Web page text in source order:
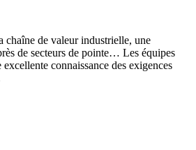
chaîne de valeur industrielle, une
de secteurs de pointe… Les équipes
connaissance des exigences